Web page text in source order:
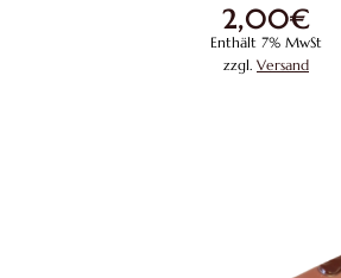
2,00€
Enthält 7% MwSt
zzgl. Versand